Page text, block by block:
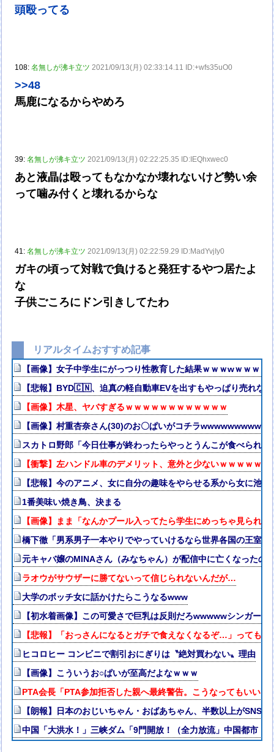
頭殴ってる
108:名無しが沸キ立ツ 2021/09/13(月) 02:33:14.11 ID:+wfs35uO0
>>48
馬鹿になるからやめろ
39:名無しが沸キ立ツ 2021/09/13(月) 02:22:25.35 ID:IEQhxwec0
あと液晶は殴ってもなかなか壊れないけど勢い余
って噛み付くと壊れるからな
41:名無しが沸キ立ツ 2021/09/13(月) 02:22:59.29 ID:MadYvjIy0
ガキの頃って対戦で負けると発狂するやつ居たよ
な
子供ごころにドン引きしてたわ
リアルタイムおすすめ記事
【画像】女子中学生にがっつり性教育した結果ｗｗｗwｗｗｗｗ
【悲報】BYD🇨🇳、迫真の軽自動車EVを出すもやっぱり売れない
【画像】木星、ヤバすぎるｗｗｗｗｗｗｗｗｗｗｗｗ
【画像】村重杏奈さん(30)のお〇ぱいがコチラ
スカトロ野郎「今日仕事が終わったらやっとうんこが食べられ
【衝撃】左ハンドル車のデメリット、意外と少ないｗｗｗｗｗ
【悲報】今のアニメ、女に自分の趣味をやらせる系から女に池
1番美味い焼き鳥、決まる
【画像】まま「なんかプール入ってたら学生にめっちゃ見られた
橋下徹「男系男子一本やりでやっていけるなら世界各国の王室
元キャバ嬢のMINAさん（みなちゃん）が配信中に亡くなった
ラオウがサウザーに勝てないって信じられないんだが…
大学のボッチ女に話かけたらこうなるwww
【初水着画像】この可愛さで巨乳は反則だろwwwwwシンガー
【悲報】「おっさんになるとガチで食えなくなるぞ…」ってもの
ヒコロヒー コンビニで割引おにぎりは〝絶対買わない〟理由
【画像】こういうお○ぱいが至高だよなｗｗｗ
PTA会長「PTA参加拒否した親へ最終警告。こうなってもいい？
【朗報】日本のおじいちゃん・おばあちゃん、半数以上がSNS
中国「大洪水！」三峡ダム「9門開放！（全力放流」中国都市